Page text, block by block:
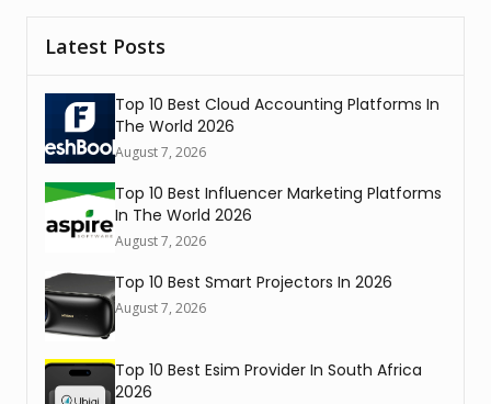
Latest Posts
Top 10 Best Cloud Accounting Platforms In
The World 2026
August 7, 2026
Top 10 Best Influencer Marketing Platforms
In The World 2026
August 7, 2026
Top 10 Best Smart Projectors In 2026
August 7, 2026
Top 10 Best Esim Provider In South Africa
2026